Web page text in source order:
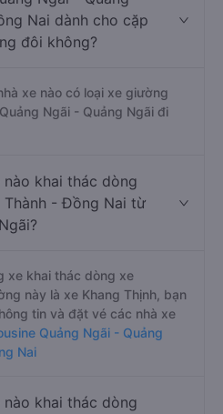
Nai dành cho cặp
đôi không?
xe nào có loại xe giường
Ngãi - Quảng Ngãi đi
nào khai thác dòng
Thành - Đồng Nai từ
xe khai thác dòng xe
này là xe Khang Thịnh, bạn
tin và đặt vé các nhà xe
Quảng Ngãi - Quảng
Nai
nào khai thác dòng